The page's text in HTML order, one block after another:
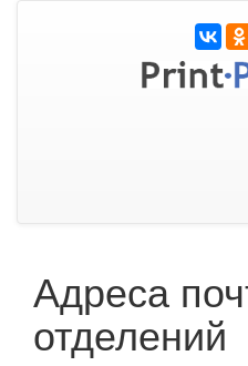
Адреса
отделений